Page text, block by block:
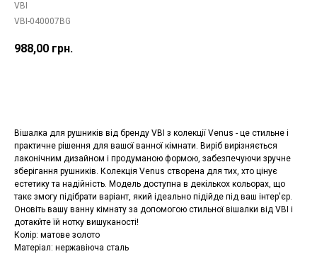
VBI
VBI-040007BG
988,00 грн.
Вішалка для рушників від бренду VBI з колекції Venus - це стильне і
практичне рішення для вашої ванної кімнати. Виріб вирізняється
лаконічним дизайном і продуманою формою, забезпечуючи зручне
зберігання рушників. Колекція Venus створена для тих, хто цінує
естетику та надійність. Модель доступна в декількох кольорах, що
такє змогу підібрати варіант, який ідеально підійде під ваш інтер'єр.
Оновіть вашу ванну кімнату за допомогою стильної вішалки від VBI і
дотакйте їй нотку вишуканості!
Колір: матове золото
Матеріал: нержавіюча сталь